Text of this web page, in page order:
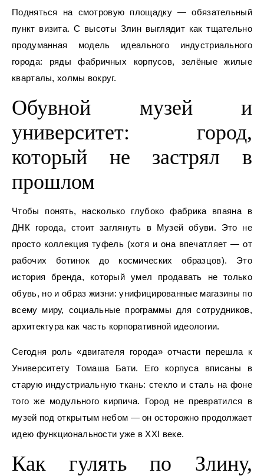
Подняться на смотровую площадку — обязательный
пункт визита. С высоты Злин выглядит как тщательно
продуманная модель идеального индустриального
города: ряды фабричных корпусов, зелёные жилые
кварталы, холмы вокруг.
Обувной музей и
университет: город,
который не застрял в
прошлом
Чтобы понять, насколько глубоко фабрика впаяна в
ДНК города, стоит заглянуть в Музей обуви. Это не
просто коллекция туфель (хотя и она впечатляет — от
рабочих ботинок до космических образцов). Это
история бренда, который умел продавать не только
обувь, но и образ жизни: унифицированные магазины по
всему миру, социальные программы для сотрудников,
архитектура как часть корпоративной идеологии.
Сегодня роль «двигателя города» отчасти перешла к
Университету Томаша Бати. Его корпуса вписаны в
старую индустриальную ткань: стекло и сталь на фоне
того же модульного кирпича. Город не превратился в
музей под открытым небом — он осторожно продолжает
идею функциональности уже в XXI веке.
Как гулять по Злину,